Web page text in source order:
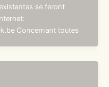
se feront
Concernant toutes